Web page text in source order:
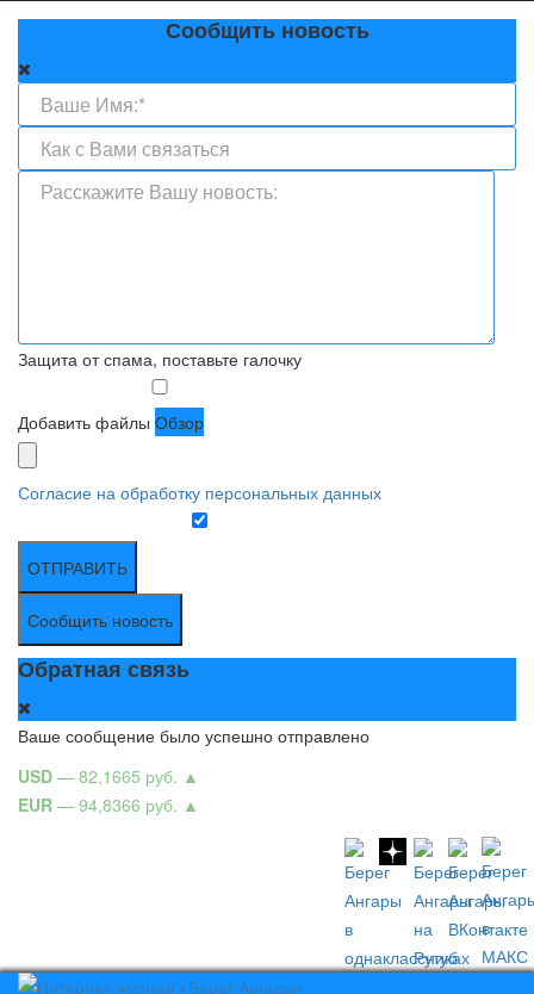
Сообщить новость
Защита от спама, поставьте галочку
Добавить файлы Обзор
Согласие на обработку персональных данных
ОТПРАВИТЬ
Сообщить новость
Обратная связь
Ваше сообщение было успешно отправлено
USD — 82,1665 руб. ▲
EUR — 94,8366 руб. ▲